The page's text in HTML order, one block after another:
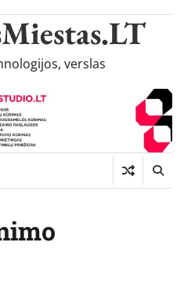
verslas